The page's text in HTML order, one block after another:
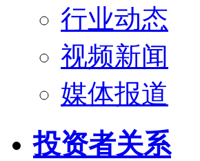
行业动态
视频新闻
媒体报道
投资者关系